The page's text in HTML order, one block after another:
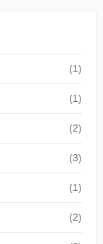
(1)
(1)
(2)
(3)
(1)
(2)